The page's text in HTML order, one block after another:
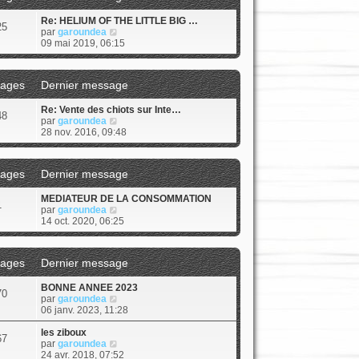
s
a
e
Re: HELIUM OF THE LITTLE BIG …
pargaroundea
o
i
l
e
d
e
n
i
r
m
e
s
a
g
09 mai 2019, 06:15
Dernier message
Re: Vente des chiots sur Inte…
pargaroundea
o
i
l
e
d
e
n
i
r
m
e
s
a
g
28 nov. 2016, 09:48
Dernier message
MEDIATEUR DE LA CONSOMMATION
pargaroundea
o
i
l
e
d
e
n
i
m
14 oct. 2020, 06:25
Dernier message
BONNE ANNEE 2023
pargaroundea
o
i
e
06 janv. 2023, 11:28
les ziboux
pargaroundea
o
24 avr. 2018, 07:52